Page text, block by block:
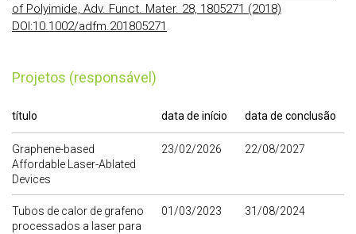
of Polyimide, Adv. Funct. Mater. 28, 1805271 (2018)
DOI:10.1002/adfm.201805271
Projetos (responsável)
título data de início data de conclusão
Graphene-based
Affordable Laser-Ablated
Devices
23/02/2026 22/08/2027
Tubos de calor de grafeno
processados a laser para
01/03/2023 31/08/2024